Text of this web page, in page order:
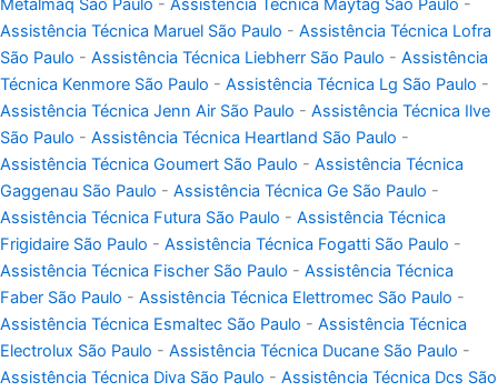
Metalmaq São Paulo - Assistência Técnica Maytag São Paulo -
Assistência Técnica Maruel São Paulo - Assistência Técnica Lofra
São Paulo - Assistência Técnica Liebherr São Paulo - Assistência
Técnica Kenmore São Paulo - Assistência Técnica Lg São Paulo -
Assistência Técnica Jenn Air São Paulo - Assistência Técnica Ilve
São Paulo - Assistência Técnica Heartland São Paulo -
Assistência Técnica Goumert São Paulo - Assistência Técnica
Gaggenau São Paulo - Assistência Técnica Ge São Paulo -
Assistência Técnica Futura São Paulo - Assistência Técnica
Frigidaire São Paulo - Assistência Técnica Fogatti São Paulo -
Assistência Técnica Fischer São Paulo - Assistência Técnica
Faber São Paulo - Assistência Técnica Elettromec São Paulo -
Assistência Técnica Esmaltec São Paulo - Assistência Técnica
Electrolux São Paulo - Assistência Técnica Ducane São Paulo -
Assistência Técnica Diva São Paulo - Assistência Técnica Dcs São